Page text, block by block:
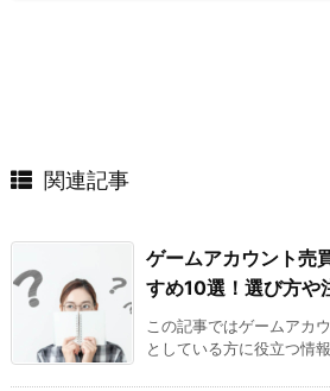
関連記事
ゲームアカウント売
すめ10選！選び方や
この記事ではゲームアカ
としている方に役立つ情